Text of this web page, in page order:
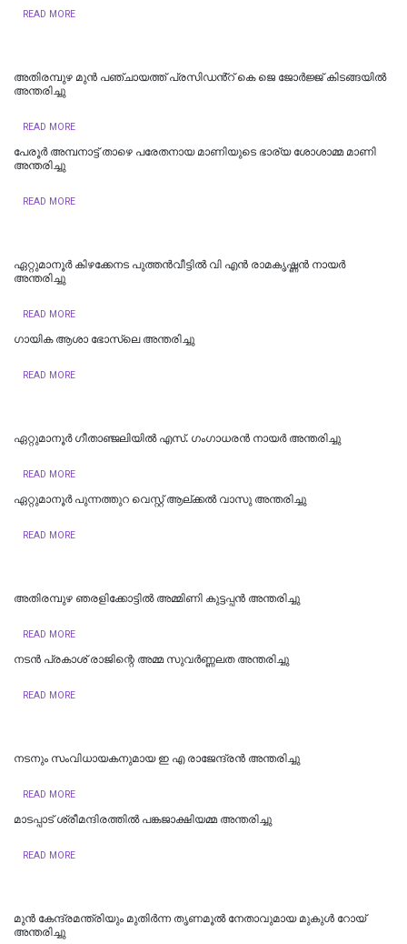
READ MORE
അതിരമ്പുഴ മുൻ പഞ്ചായത്ത് പ്രസിഡൻ്റ് കെ ജെ ജോർജ്ജ് കിടങ്ങയിൽ
അന്തരിച്ചു
READ MORE
പേരൂർ അമ്പനാട്ട് താഴെ പരേതനായ മാണിയുടെ ഭാര്യ ശോശാമ്മ മാണി
അന്തരിച്ചു
READ MORE
ഏറ്റുമാനൂർ കിഴക്കേനട പുത്തൻവീട്ടിൽ വി എൻ രാമകൃഷ്ണൻ നായർ
അന്തരിച്ചു
READ MORE
ഗായിക ആശാ ഭോസ്‌ലെ അന്തരിച്ചു
READ MORE
ഏറ്റുമാനൂർ ഗീതാഞ്ജലിയിൽ എസ്. ഗംഗാധരൻ നായർ അന്തരിച്ചു
READ MORE
ഏറ്റുമാനൂര്‍ പുന്നത്തുറ വെസ്റ്റ് ആല്ക്കല്‍ വാസു അന്തരിച്ചു
READ MORE
അതിരമ്പുഴ ഞരളിക്കോട്ടിൽ അമ്മിണി കുട്ടപ്പന്‍ അന്തരിച്ചു
READ MORE
നടൻ പ്രകാശ് രാജിന്റെ അമ്മ സുവർണ്ണലത അന്തരിച്ചു
READ MORE
നടനും സംവിധായകനുമായ ഇ എ രാജേന്ദ്രന്‍ അന്തരിച്ചു
READ MORE
മാടപ്പാട് ശ്രീമന്ദിരത്തിൽ പങ്കജാക്ഷിയമ്മ അന്തരിച്ചു
READ MORE
മുൻ കേന്ദ്രമന്ത്രിയും മുതിർന്ന തൃണമൂൽ നേതാവുമായ മുകുൾ റോയ്
അന്തരിച്ചു